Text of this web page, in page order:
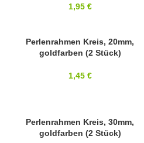
1,95 €
Perlenrahmen Kreis, 20mm,
goldfarben (2 Stück)
1,45 €
Perlenrahmen Kreis, 30mm,
goldfarben (2 Stück)